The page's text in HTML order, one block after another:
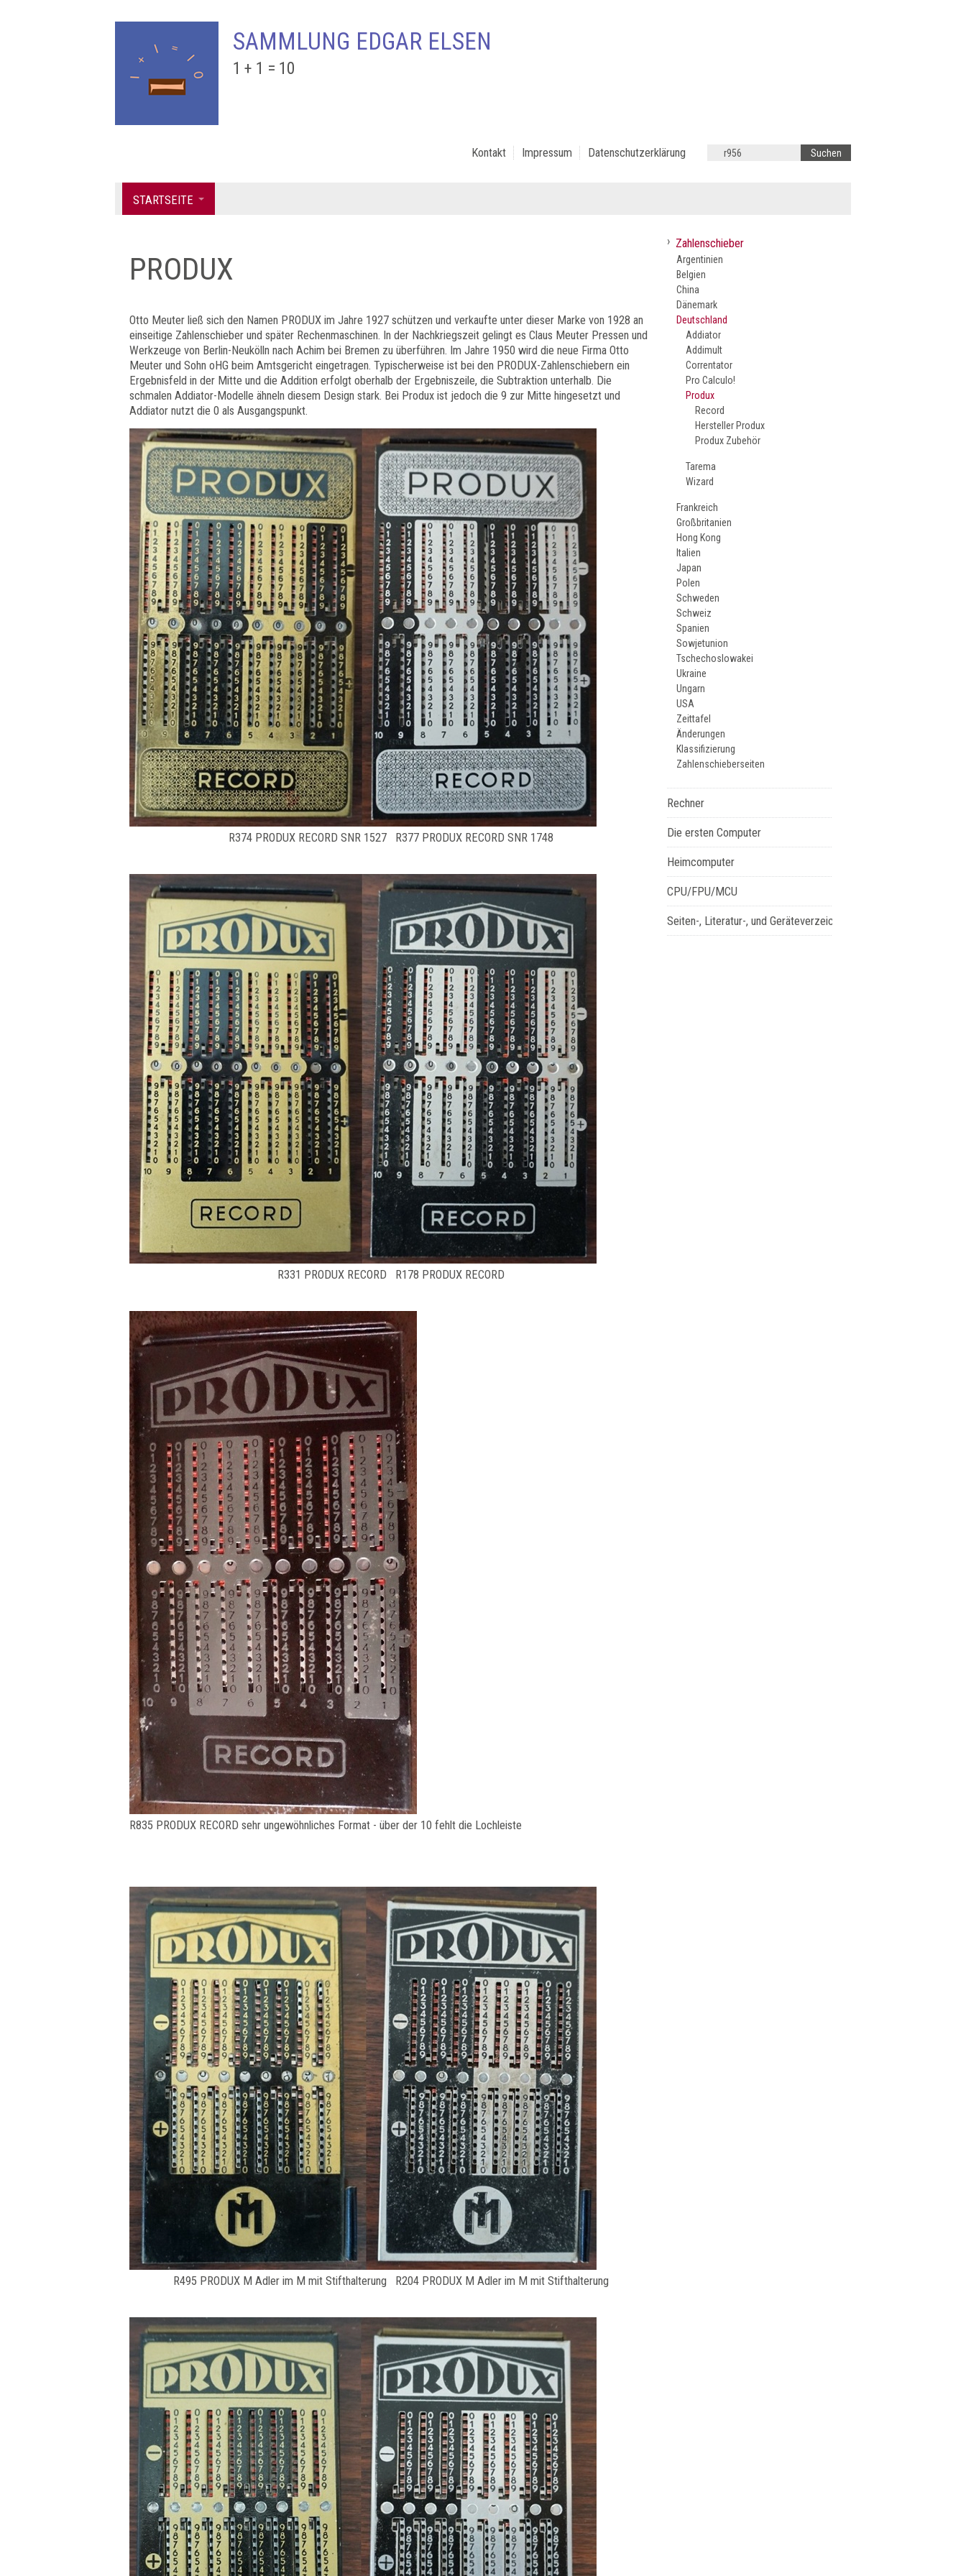
SAMMLUNG EDGAR ELSEN
1 + 1 = 10
Kontakt Impressum Datenschutzerklärung
STARTSEITE
PRODUX
Otto Meuter ließ sich den Namen PRODUX im Jahre 1927 schützen und verkaufte unter dieser Marke von 1928 an
einseitige Zahlenschieber und später Rechenmaschinen. In der Nachkriegszeit gelingt es Claus Meuter Pressen und
Werkzeuge von Berlin-Neukölln nach Achim bei Bremen zu überführen. Im Jahre 1950 wird die neue Firma Otto
Meuter und Sohn oHG beim Amtsgericht eingetragen. Typischerweise ist bei den PRODUX-Zahlenschiebern ein
Ergebnisfeld in der Mitte und die Addition erfolgt oberhalb der Ergebniszeile, die Subtraktion unterhalb. Die
schmalen Addiator-Modelle ähneln diesem Design stark. Bei Produx ist jedoch die 9 zur Mitte hingesetzt und
Addiator nutzt die 0 als Ausgangspunkt.
R374 PRODUX RECORD SNR 1527 R377 PRODUX RECORD SNR 1748
R331 PRODUX RECORD R178 PRODUX RECORD
R835 PRODUX RECORD sehr ungewöhnliches Format - über der 10 fehlt die Lochleiste
R495 PRODUX M Adler im M mit Stifthalterung R204 PRODUX M Adler im M mit Stifthalterung
› Zahlenschieber
Argentinien
Belgien
China
Dänemark
Deutschland
Addiator
Addimult
Correntator
Pro Calculo!
Produx
Record
Hersteller Produx
Produx Zubehör
Tarema
Wizard
Frankreich
Großbritanien
Hong Kong
Italien
Japan
Polen
Schweden
Schweiz
Spanien
Sowjetunion
Tschechoslowakei
Ukraine
Ungarn
USA
Zeittafel
Änderungen
Klassifizierung
Zahlenschieberseiten
Rechner
Die ersten Computer
Heimcomputer
CPU/FPU/MCU
Seiten-, Literatur-, und Geräteverzeichnis